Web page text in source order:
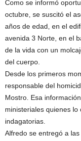
Como se informó
octubre, se suscitó el
años de edad, en el
avenida 3 Norte, en el
de la vida con un
del cuerpo.
Desde los primeros
responsable del
Mostro. Esa
ministeriales quienes
indagatorias.
Alfredo se entregó a